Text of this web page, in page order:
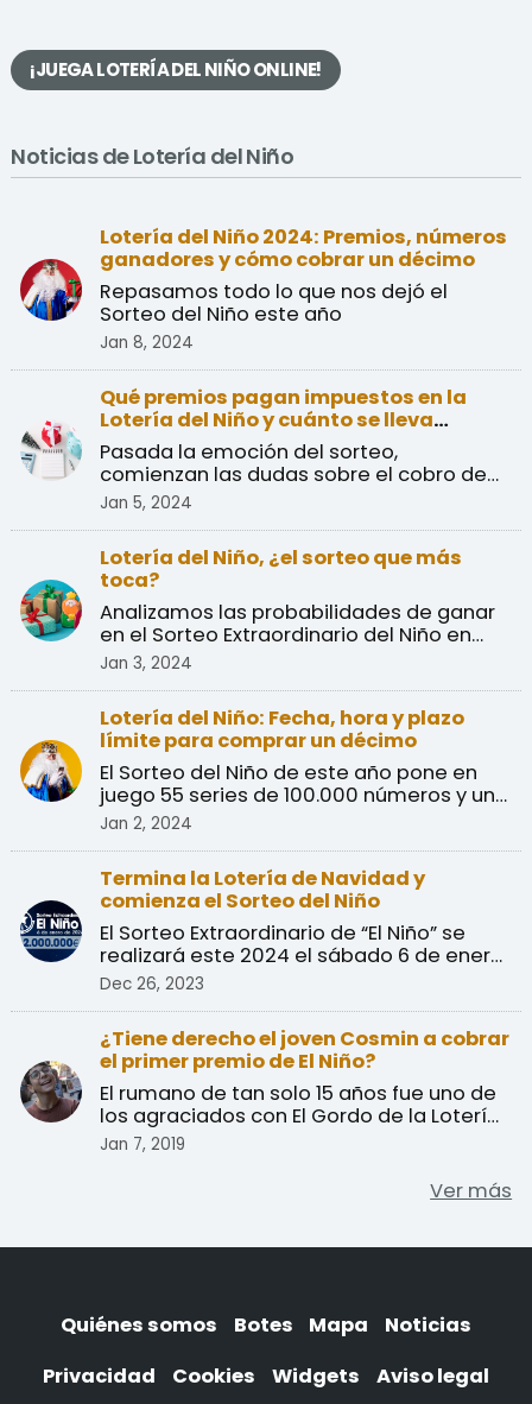
¡JUEGA LOTERÍA DEL NIÑO ONLINE!
Noticias de Lotería del Niño
Lotería del Niño 2024: Premios, números
ganadores y cómo cobrar un décimo
Repasamos todo lo que nos dejó el
Sorteo del Niño este año
Jan 8, 2024
Qué premios pagan impuestos en la
Lotería del Niño y cuánto se lleva
Hacienda
Pasada la emoción del sorteo,
comienzan las dudas sobre el cobro de
premios y el pago de impuest ...
Jan 5, 2024
Lotería del Niño, ¿el sorteo que más
toca?
Analizamos las probabilidades de ganar
en el Sorteo Extraordinario del Niño en
comparación a las ...
Jan 3, 2024
Lotería del Niño: Fecha, hora y plazo
límite para comprar un décimo
El Sorteo del Niño de este año pone en
juego 55 series de 100.000 números y un
Jan 2, 2024
Termina la Lotería de Navidad y
comienza el Sorteo del Niño
El Sorteo Extraordinario de “El Niño” se
realizará este 2024 el sábado 6 de enero
Dec 26, 2023
¿Tiene derecho el joven Cosmin a cobrar
el primer premio de El Niño?
El rumano de tan solo 15 años fue uno de
los agraciados con El Gordo de la Lotería
de El Niño, u ...
Jan 7, 2019
Ver más
Quiénes somos Botes Mapa
Noticias
Privacidad
Cookies Widgets Aviso legal